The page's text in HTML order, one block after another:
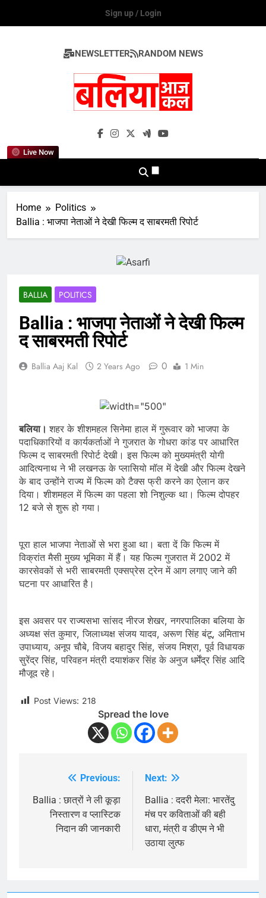
Sign up / Login
NEWSLETTER RANDOM NEWS
Live Now
Ballia Aaj Kal
Home
Politics
Ballia : भाजपा नेताओं ने देखी फिल्म द साबरमती रिपोर्ट
BALLIA POLITICS
Ballia : भाजपा नेताओं ने देखी फिल्म
द साबरमती रिपोर्ट
Ballia Aaj Kal 2 Years Ago 0 1 Min
बलिया।शहर के शीशमहल सिनेमा हाल में गुरूवार को भाजपा के
पदाधिकारियों व कार्यकर्ताओं ने गुजरात के गोधरा कांड पर आधारित
फिल्म द साबरमती रिपोर्ट देखी। इस फिल्म को मुख्यमंत्री योगी
आदित्यनाथ ने भी लखनऊ के प्लासियो मॉल में देखी और फिल्म देखने
के बाद उन्होंने राज्य में फिल्म को टैक्स फ्री करने का ऐलान कर
दिया। शीशमहल में फिल्म का पहला शो निशुल्क था। फिल्म दोपहर
12 बजे से शुरू हो गया।
पूरा हाल भाजपा नेताओं से भरा हुआ था। बता दें कि फिल्म में
विक्रांत मैसी मुख्य भूमिका में हैं। यह फिल्म गुजरात में 2002 में
कारसेवकों से भरी साबरमती एक्सप्रेस ट्रेन में आग लगाए जाने की
घटना पर आधारित है।
इस अवसर पर राज्यसभा सांसद नीरज शेखर, नगरपालिका बलिया के
अध्यक्ष संत कुमार, जिलाध्यक्ष संजय यादव, अरूण सिंह बंटू, अमिताभ
उपाध्याय, अनूप चौबे, विजय बहादुर सिंह, संजय मिश्रा, पूर्व विधायक
सुरेंद्र सिंह, परिवहन मंत्री दयाशंकर सिंह के अनुज धर्मेंद्र सिंह आदि
मौजूद रहे।
Post Views: 218
Spread the love
navigation
Previous:
Ballia : छात्रों ने ली कूड़ा
निस्तारण व प्लास्टिक
निदान की जानकारी
Next:
Ballia : ददरी मेला: भारतेंदु
मंच पर कविताओं की बही
धारा, मंत्री व डीएम ने भी
उठाया लुत्फ